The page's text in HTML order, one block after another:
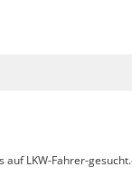
LKW-Fahrer-